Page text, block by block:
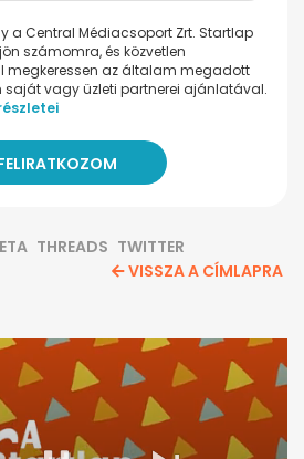
a Central Médiacsoport Zrt. Startlap
számomra, és közvetlen
megkeressen az általam megadott
saját vagy üzleti partnerei ajánlatával.
THREADS TWITTER
VISSZA A CÍMLAPRA